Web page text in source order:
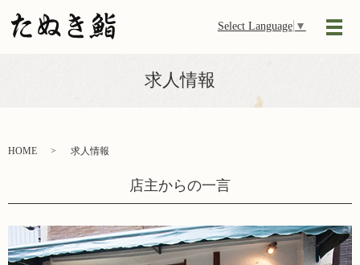
Select Language ▼
メ
求人情報
HOME 求人情報
店主からの一言